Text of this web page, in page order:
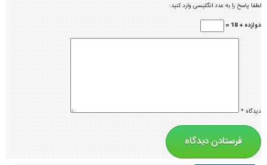
لطفا پاسخ را به عدد انگلیسی وارد کنید:
دوازده + 18 =
دیدگاه*